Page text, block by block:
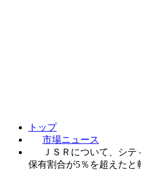
トップ
市場ニュース
ＪＳＲについて、シ
保有割合が5％を超えた